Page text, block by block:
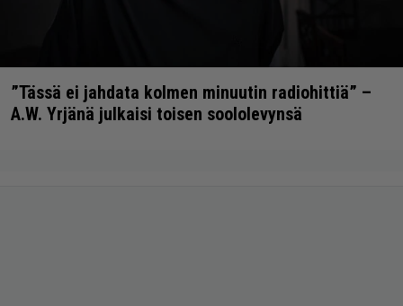
”Tässä ei jahdata kolmen minuutin radiohittiä” –
A.W. Yrjänä julkaisi toisen soololevynsä